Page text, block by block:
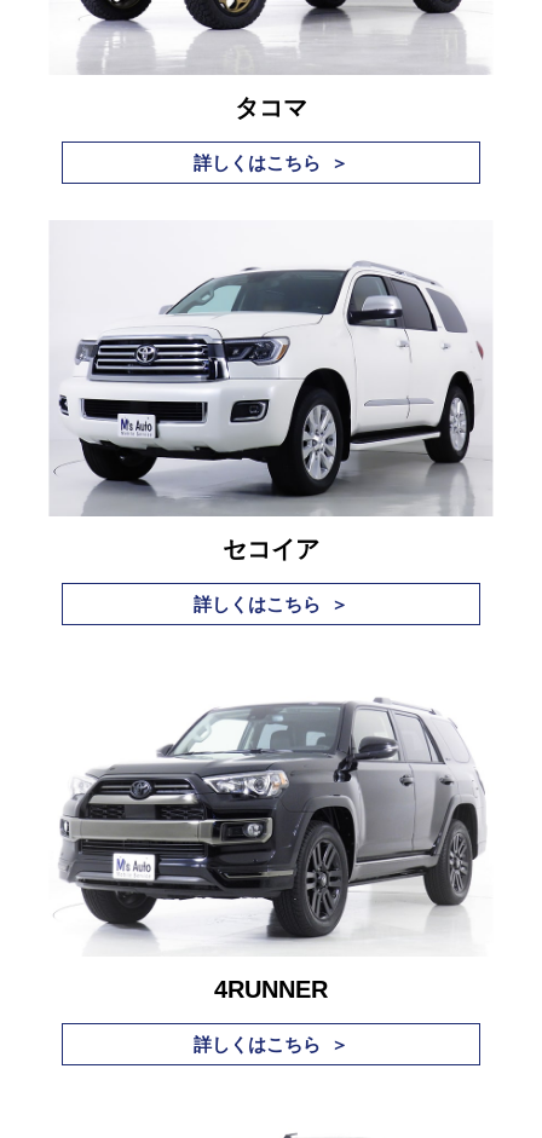
スタッフブログ
メールフォーム
タコマ
詳しくはこちら ＞
セコイア
詳しくはこちら ＞
4RUNNER
詳しくはこちら ＞